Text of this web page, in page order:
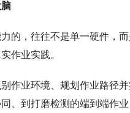
的，往往不是单一硬件，
作业实践。
作业环境、规划作业路径
、到打磨检测的端到端作